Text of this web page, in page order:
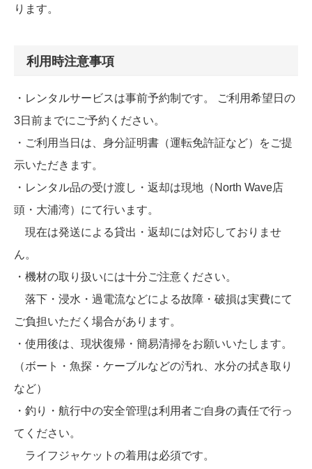
ります。
利用時注意事項
・レンタルサービスは事前予約制です。 ご利用希望日の
3日前までにご予約ください。
・ご利用当日は、身分証明書（運転免許証など）をご提
示いただきます。
・レンタル品の受け渡し・返却は現地（North Wave店
頭・大浦湾）にて行います。
現在は発送による貸出・返却には対応しておりませ
ん。
・機材の取り扱いには十分ご注意ください。
落下・浸水・過電流などによる故障・破損は実費にて
ご負担いただく場合があります。
・使用後は、現状復帰・簡易清掃をお願いいたします。
（ボート・魚探・ケーブルなどの汚れ、水分の拭き取り
など）
・釣り・航行中の安全管理は利用者ご自身の責任で行っ
てください。
ライフジャケットの着用は必須です。